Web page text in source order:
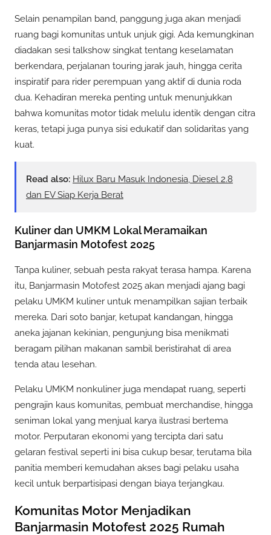
Selain penampilan band, panggung juga akan menjadi
ruang bagi komunitas untuk unjuk gigi. Ada kemungkinan
diadakan sesi talkshow singkat tentang keselamatan
berkendara, perjalanan touring jarak jauh, hingga cerita
inspiratif para rider perempuan yang aktif di dunia roda
dua. Kehadiran mereka penting untuk menunjukkan
bahwa komunitas motor tidak melulu identik dengan citra
keras, tetapi juga punya sisi edukatif dan solidaritas yang
kuat.
Read also: Hilux Baru Masuk Indonesia, Diesel 2.8
dan EV Siap Kerja Berat
Kuliner dan UMKM Lokal Meramaikan
Banjarmasin Motofest 2025
Tanpa kuliner, sebuah pesta rakyat terasa hampa. Karena
itu, Banjarmasin Motofest 2025 akan menjadi ajang bagi
pelaku UMKM kuliner untuk menampilkan sajian terbaik
mereka. Dari soto banjar, ketupat kandangan, hingga
aneka jajanan kekinian, pengunjung bisa menikmati
beragam pilihan makanan sambil beristirahat di area
tenda atau lesehan.
Pelaku UMKM nonkuliner juga mendapat ruang, seperti
pengrajin kaus komunitas, pembuat merchandise, hingga
seniman lokal yang menjual karya ilustrasi bertema
motor. Perputaran ekonomi yang tercipta dari satu
gelaran festival seperti ini bisa cukup besar, terutama bila
panitia memberi kemudahan akses bagi pelaku usaha
kecil untuk berpartisipasi dengan biaya terjangkau.
Komunitas Motor Menjadikan
Banjarmasin Motofest 2025 Rumah